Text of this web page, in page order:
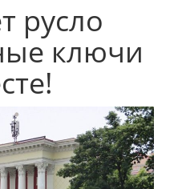
русло
ключи